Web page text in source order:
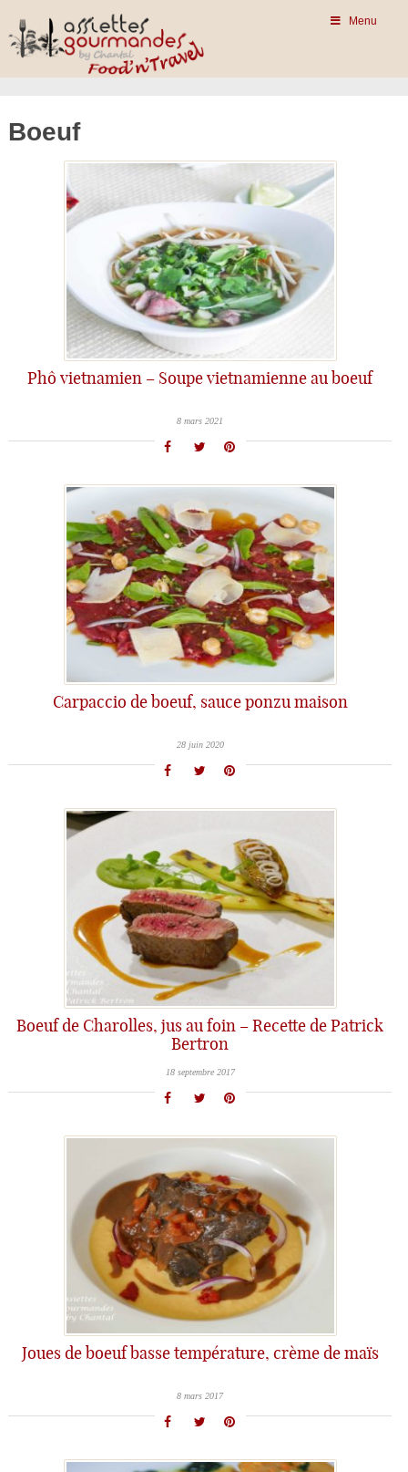
Menu
Boeuf
Phô vietnamien – Soupe vietnamienne au boeuf
8 mars 2021
Carpaccio de boeuf, sauce ponzu maison
28 juin 2020
Boeuf de Charolles, jus au foin – Recette de Patrick
Bertron
18 septembre 2017
Joues de boeuf basse température, crème de maïs
8 mars 2017